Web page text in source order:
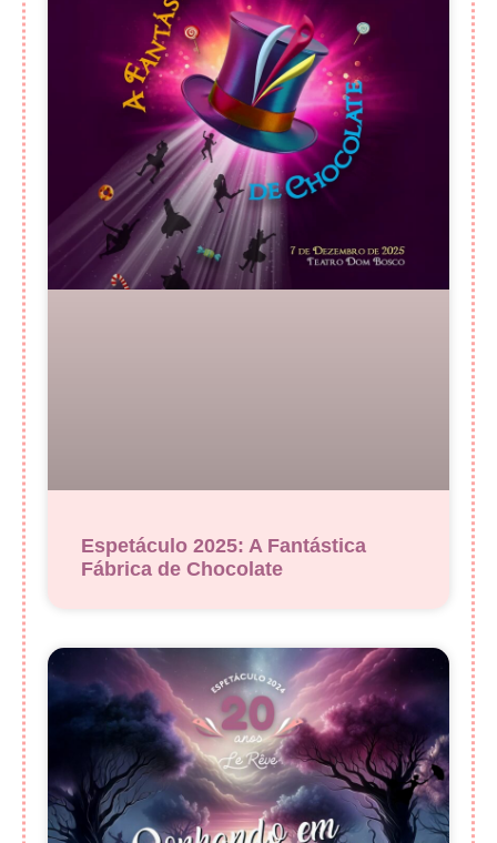
Espetáculo 2025: A Fantástica
Fábrica de Chocolate